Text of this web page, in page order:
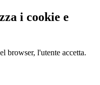
i cookie e
browser, l'utente accetta.